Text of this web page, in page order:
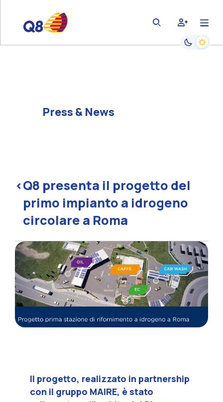
magnifying-glass user-plus bars
Passa
Press & News
<Q8 presenta il progetto del
primo impianto a idrogeno
circolare a Roma
Il progetto, realizzato in partnership
con il gruppo MAIRE, è stato